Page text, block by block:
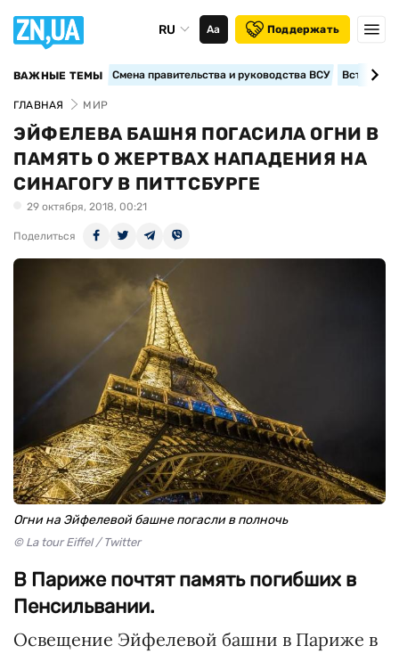
RU Аа Поддержать
ВАЖНЫЕ ТЕМЫ Смена правительства и руководства ВСУ
ГЛАВНАЯ МИР
ЭЙФЕЛЕВА БАШНЯ ПОГАСИЛА ОГНИ В
ПАМЯТЬ О ЖЕРТВАХ НАПАДЕНИЯ НА
СИНАГОГУ В ПИТТСБУРГЕ
29 октября, 2018, 00:21
Поделиться
Огни на Эйфелевой башне погасли в полночь
© La tour Eiffel / Twitter
В Париже почтят память погибших в
Пенсильвании.
Освещение Эйфелевой башни в Париже в